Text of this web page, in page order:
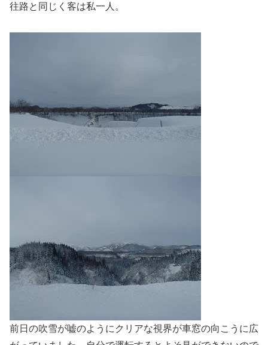
往路と同じく客は私一人。
前日の吹雪が嘘のようにクリアな視界が車窓の向こうに広